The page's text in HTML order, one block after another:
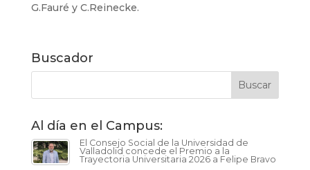
G.Fauré y C.Reinecke.
Buscador
Al día en el Campus:
El Consejo Social de la Universidad de
Valladolid concede el Premio a la
Trayectoria Universitaria 2026 a Felipe Bravo